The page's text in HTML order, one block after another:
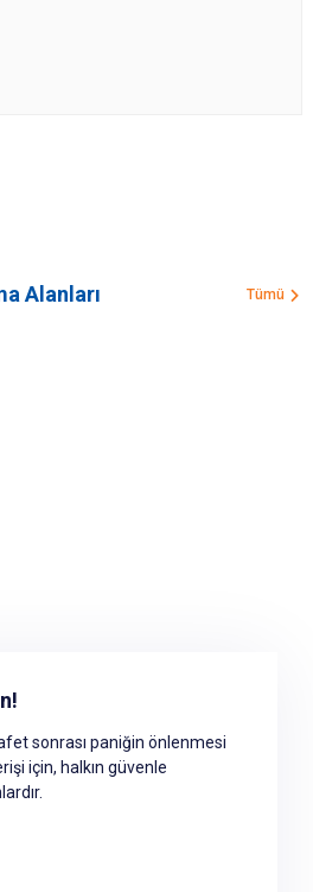
Alanları Tümü
Erişim
sonrasında geçici barınma
kadar geçecek süre
önlemek ve sağlıklı bilgi
sonrası paniğin önlenmesi
için, halkın güvenle